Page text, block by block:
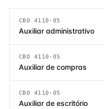
CBO 4110-05
Auxiliar administrativo
CBO 4110-05
Auxiliar de compras
CBO 4110-05
Auxiliar de escritório